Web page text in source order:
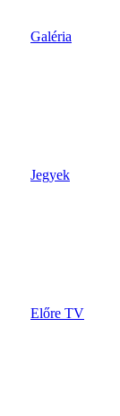
Galéria
Jegyek
Előre TV